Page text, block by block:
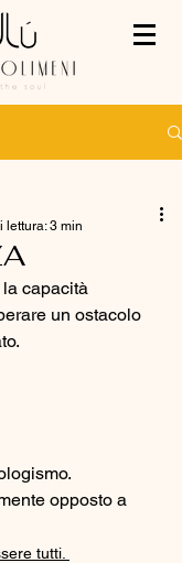
lettura: 3 min
la capacità
un ostacolo
opposto a
tutti.